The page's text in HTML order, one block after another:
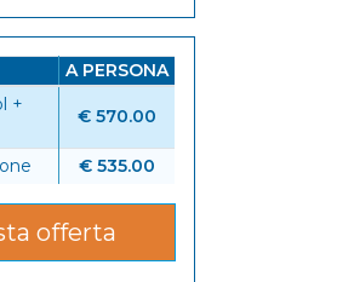
A PERSONA
+
€ 570.00
€ 535.00
offerta